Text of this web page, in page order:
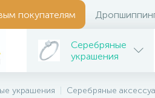
покупателям
Серебряные
украшения
украшения Серебряные